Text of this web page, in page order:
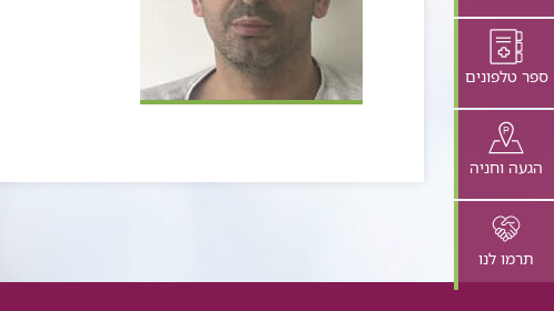
ספר טלפונים
הגעה וחניה
תרמו לנו